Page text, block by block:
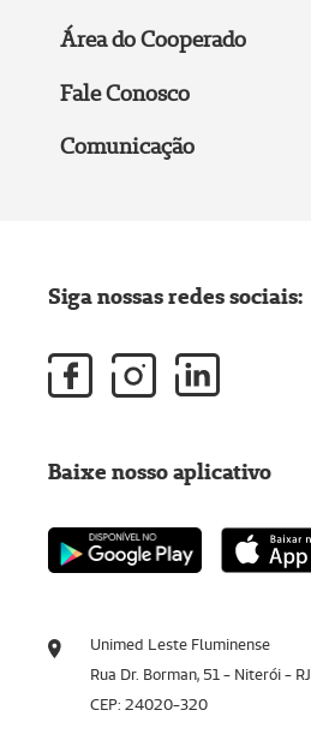
Área do Cooperado
Fale Conosco
Comunicação
Unimed Leste Fluminense
Rua Dr. Borman, 51 - Niterói - RJ
CEP: 24020-320
Siga nossas redes sociais:
Baixe nosso aplicativo